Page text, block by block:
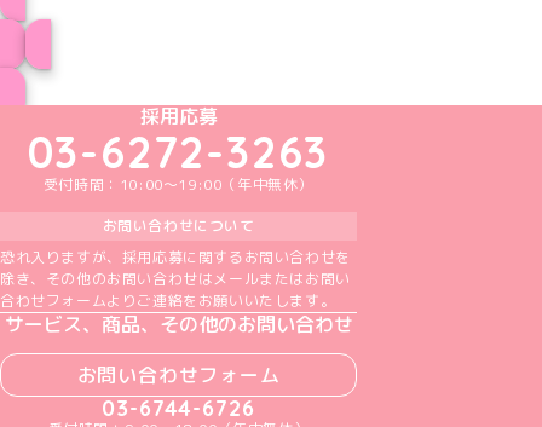
めいどりーみんTikTok公式アカウント
めいどりーみんX公式アカウント
めいどりーみんInstagram公式アカウント
めいどりーみんFacebook公式アカウン
めいどりーみんYouTube公式アカ
採用応募
03-6272-3263
受付時間：10:00～19:00（年中無休）
お問い合わせについて
恐れ入りますが、採用応募に関するお問い合わせを
除き、その他のお問い合わせはメールまたはお問い
合わせフォームよりご連絡をお願いいたします。
サービス、商品、その他のお問い合わせ
お問い合わせフォーム
03-6744-6726